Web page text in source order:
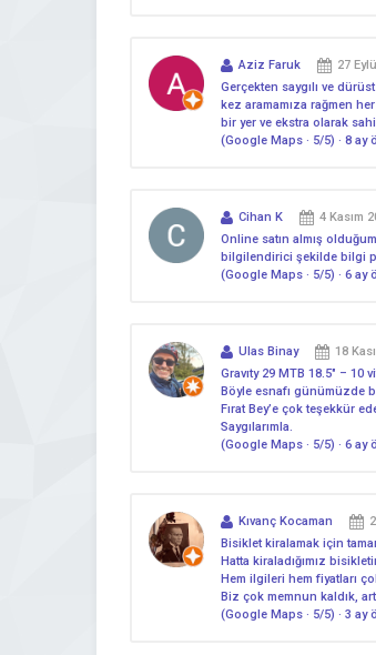
Aziz Faruk 27
Gerçekten saygılı ve
kez aramamıza rağmen
bir yer ve ekstra olarak
(Google Maps · 5/5) · 8 ay
Cihan K 4 Kasım
Online satın almış
bilgilendirici şekilde bilgi
(Google Maps · 5/5) · 6 ay
Ulas Binay 18
Gravıty 29 MTB 18.5″ –
Böyle esnafı günümüzde
Fırat Bey’e çok teşekkür
Saygılarımla.
(Google Maps · 5/5) · 6 ay
Kıvanç Kocaman
Bisiklet kiralamak için
Hatta kiraladığımız
Hem ilgileri hem fiyatları
Biz çok memnun kaldık,
(Google Maps · 5/5) · 3 ay